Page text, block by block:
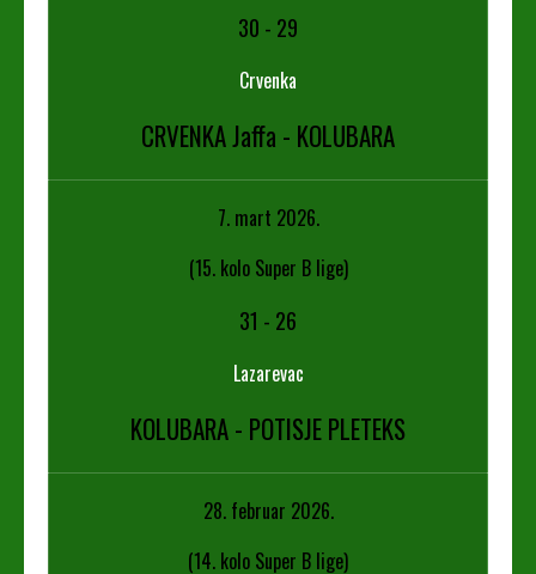
30 - 29
Crvenka
CRVENKA Jaffa - KOLUBARA
7. mart 2026.
(15. kolo Super B lige)
31 - 26
Lazarevac
KOLUBARA - POTISJE PLETEKS
28. februar 2026.
(14. kolo Super B lige)